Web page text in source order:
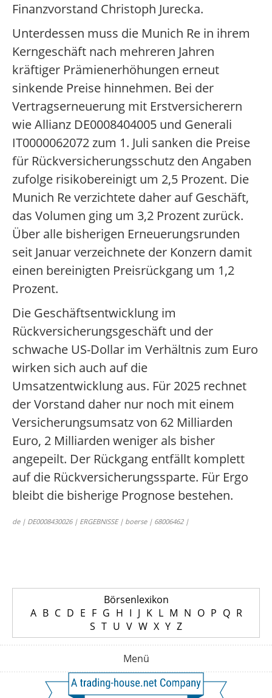
Finanzvorstand Christoph Jurecka.
Unterdessen muss die Munich Re in ihrem
Kerngeschäft nach mehreren Jahren
kräftiger Prämienerhöhungen erneut
sinkende Preise hinnehmen. Bei der
Vertragserneuerung mit Erstversicherern
wie Allianz DE0008404005 und Generali
IT0000062072 zum 1. Juli sanken die Preise
für Rückversicherungsschutz den Angaben
zufolge risikobereinigt um 2,5 Prozent. Die
Munich Re verzichtete daher auf Geschäft,
das Volumen ging um 3,2 Prozent zurück.
Über alle bisherigen Erneuerungsrunden
seit Januar verzeichnete der Konzern damit
einen bereinigten Preisrückgang um 1,2
Prozent.
Die Geschäftsentwicklung im
Rückversicherungsgeschäft und der
schwache US-Dollar im Verhältnis zum Euro
wirken sich auch auf die
Umsatzentwicklung aus. Für 2025 rechnet
der Vorstand daher nur noch mit einem
Versicherungsumsatz von 62 Milliarden
Euro, 2 Milliarden weniger als bisher
angepeilt. Der Rückgang entfällt komplett
auf die Rückversicherungssparte. Für Ergo
bleibt die bisherige Prognose bestehen.
de | DE0008430026 | ERGEBNISSE | boerse | 68006462 |
Börsenlexikon
A B C D E F G H I J K L M N O P Q R
S T U V W X Y Z
Menü